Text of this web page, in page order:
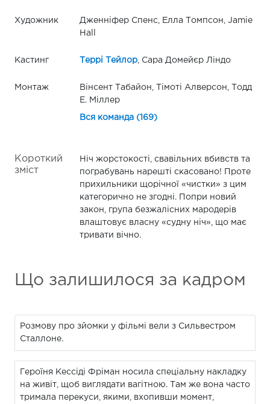
Художник
Дженніфер Спенс, Елла Томпсон, Jamie
Hall
Кастинг Террі Тейлор, Сара Домейєр Ліндо
Монтаж
Вінсент Табайон, Тімоті Алверсон, Тодд
Е. Міллер
Вся команда (169)
Короткий
зміст
Ніч жорстокості, свавільних вбивств та
пограбувань нарешті скасовано! Проте
прихильники щорічної «чистки» з цим
категорично не згодні. Попри новий
закон, група безжалісних мародерів
влаштовує власну «судну ніч», що має
тривати вічно.
Що залишилося за кадром
Розмову про зйомки у фільмі вели з Сильвестром
Сталлоне.
Героїня Кессіді Фріман носила спеціальну накладку
на живіт, щоб виглядати вагітною. Там же вона часто
тримала перекуси, якими, вхопивши момент,